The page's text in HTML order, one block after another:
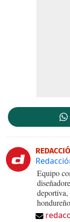
Equipo